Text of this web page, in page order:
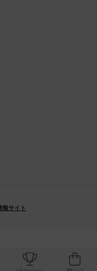
報サイト